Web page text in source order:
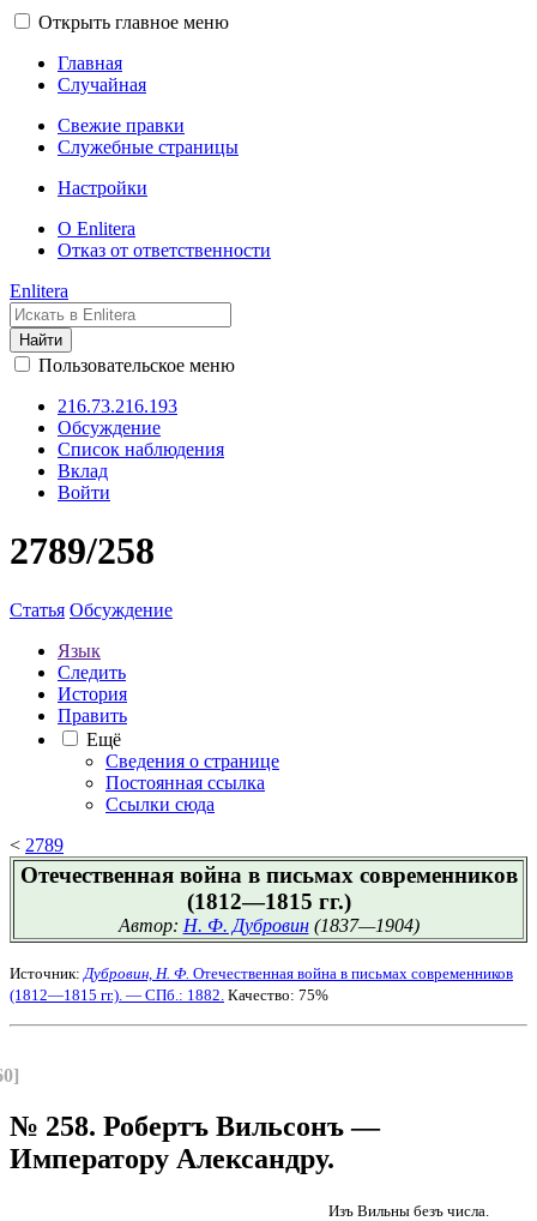
Открыть главное меню
Главная
Случайная
Свежие правки
Служебные страницы
Настройки
О Enlitera
Отказ от ответственности
Enlitera
Найти
Пользовательское меню
216.73.216.193
Обсуждение
Список наблюдения
Вклад
Войти
2789/258
Статья Обсуждение
Язык
Следить
История
Править
Ещё
Сведения о странице
Постоянная ссылка
Ссылки сюда
< 2789
Отечественная война в письмах современников
(1812—1815 гг.)
Автор: Н. Ф. Дубровин(1837—1904)
Источник: Дубровин, Н. Ф. Отечественная война в письмах современников
(1812—1815 гг.). — СПб.: 1882. Качество: 75%
№ 258. Робертъ Вильсонъ —
Императору Александру.
Изъ Вильны безъ числа.